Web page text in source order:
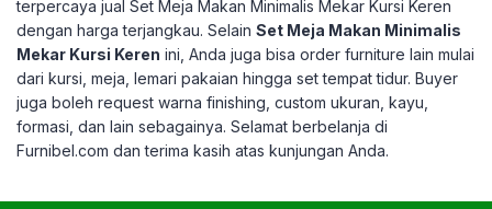
terpercaya jual Set Meja Makan Minimalis Mekar Kursi Keren
dengan harga terjangkau. Selain Set Meja Makan Minimalis
Mekar Kursi Keren ini, Anda juga bisa order furniture lain mulai
dari kursi, meja, lemari pakaian hingga set tempat tidur. Buyer
juga boleh request warna finishing, custom ukuran, kayu,
formasi, dan lain sebagainya. Selamat berbelanja di
Furnibel.com dan terima kasih atas kunjungan Anda.